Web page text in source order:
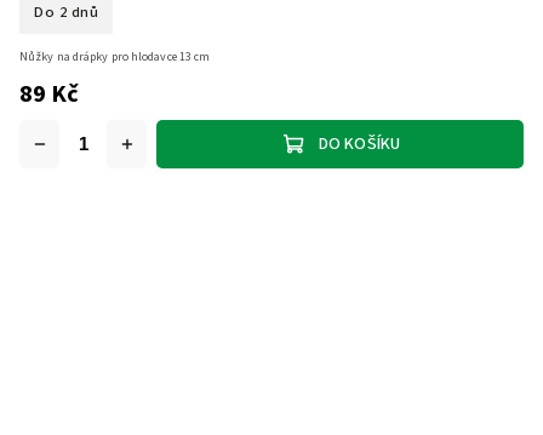
Do 2 dnů
89 Kč
DO KOŠÍKU
Nůžky na drápky pro hlodavce 13 cm